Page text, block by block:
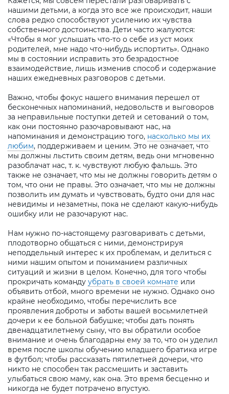
нашими детьми, а когда это все же происходит, наши
слова редко способствуют усилению их чувства
собственного достоинства. Дети часто жалуются:
«Чтобы я мог услышать что-то о себе из уст моих
родителей, мне надо что-нибудь испортить». Однако
мы в состоянии исправить это безрадостное
взаимодействие, лишь изменив способ и содержание
наших ежедневных разговоров с детьми.
Важно, чтобы фокус нашего внимания перешел от
бесконечных напоминаний, недовольств и выговоров
за неправильные поступки детей и сетований о том,
как они постоянно разочаровывают нас, на
напоминания и демонстрацию того, насколько мы их
любим, поддерживаем и ценим. Это не означает, что
мы должны льстить своим детям, ведь они мгновенно
разоблачат нас, т. к. чувствуют любую фальшь. Это
также не означает, что мы не должны говорить детям о
том, что они не правы. Это означает, что мы не должны
позволить им думать и чувствовать, будто они для нас
невидимы и незаметны, пока не сделают какую-нибудь
ошибку или не разочаруют нас.
Нам нужно по-настоящему разговаривать с детьми,
плодотворно общаться с ними, демонстрируя
неподдельный интерес к их проблемам, и делиться с
ними нашим опытом и пониманием различных
ситуаций и жизни в целом. Конечно, для того чтобы
прокричать команду убрать в своей комнате или
объявить отбой, много времени не нужно. Однако оно
крайне необходимо, чтобы перечислить все
проявления доброты и заботы вашей восьмилетней
дочери к ее больной бабушке; чтобы дать понять
двенадцатилетнему сыну, что вы обратили особое
внимание и очень благодарны ему за то, что он уделил
время после школы обучению младшего братика игре
в футбол; чтобы рассказать пятилетней дочери, что
никто не способен так рассмешить и заставить
улыбаться свою маму, как она. Это время бесценно и
никогда не будет потрачено впустую.